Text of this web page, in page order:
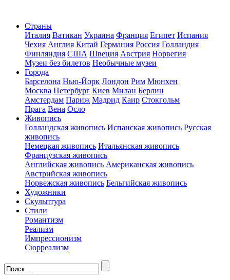
Страны
Италия Ватикан Украина Франция Египет Испания
Чехия Англия Китай Германия Россия Голландия
Финляндия США Швеция Австрия Норвегия
Музеи без билетов Необычные музеи
Города
Барселона Нью-Йорк Лондон Рим Мюнхен
Москва Петербург Киев Милан Берлин
Амстердам Париж Мадрид Каир Стокгольм
Прага Вена Осло
Живопись
Голландская живопись Испанская живопись Русская
живопись
Немецкая живопись Итальянская живопись
Французская живопись
Английская живопись Американская живопись
Австрийская живопись
Норвежская живопись Бельгийская живопись
Художники
Скульптура
Стили
Романтизм
Реализм
Импрессионизм
Сюрреализм